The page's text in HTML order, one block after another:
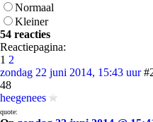
Normaal
Kleiner
54 reacties
Reactiepagina:
1 2
zondag 22 juni 2014, 15:43 uur
48
heegenees
quote: